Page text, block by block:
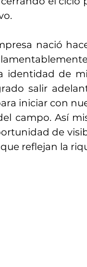
nació
identidad de
salir
iniciar con
campo. Así
de
reflejan la